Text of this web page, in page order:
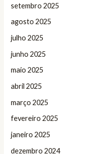
setembro 2025
agosto 2025
julho 2025
junho 2025
maio 2025
abril 2025
março 2025
fevereiro 2025
janeiro 2025
dezembro 2024